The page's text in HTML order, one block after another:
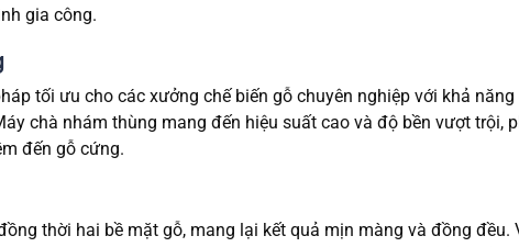
gia công.
tối ưu cho các xưởng chế biến gỗ chuyên nghiệp với khả
chà nhám thùng mang đến hiệu suất cao và độ bền vượt trội,
đến gỗ cứng.
thời hai bề mặt gỗ, mang lại kết quả mịn màng và đồng đều.